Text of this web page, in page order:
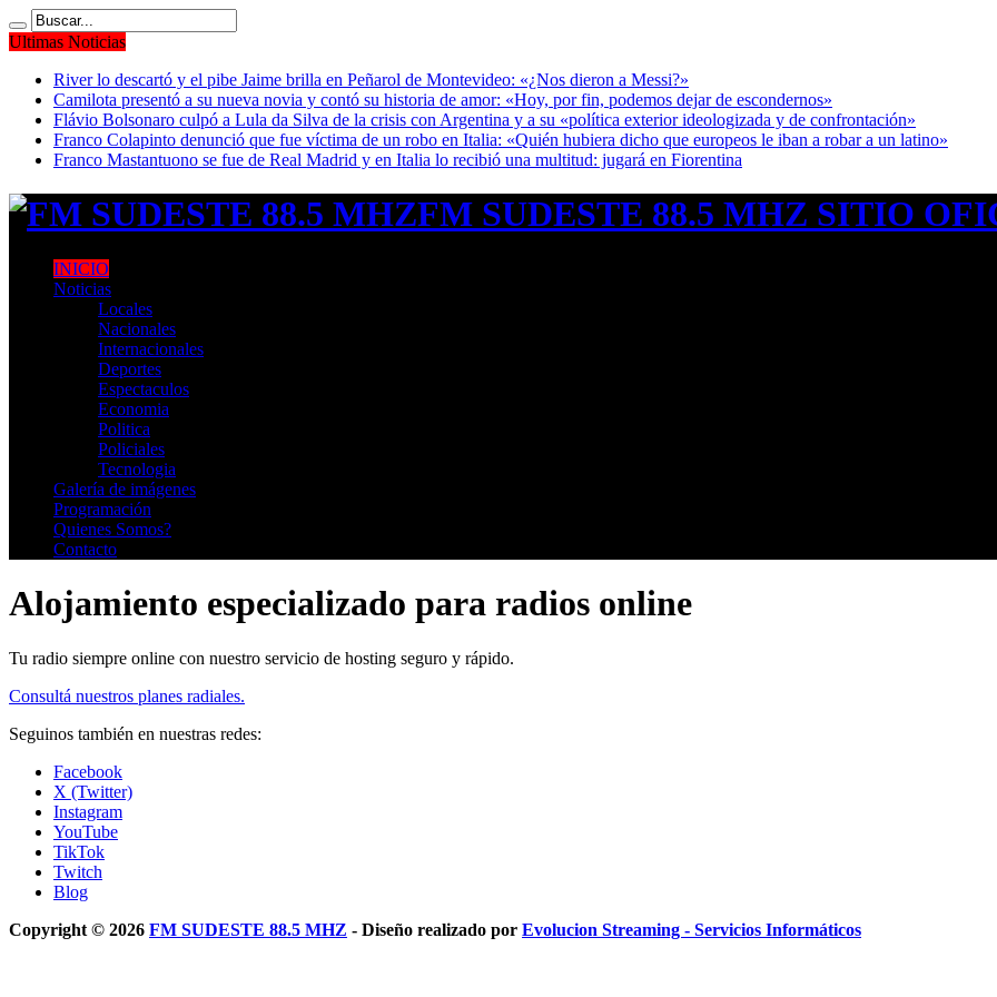
Ultimas Noticias
River lo descartó y el pibe Jaime brilla en Peñarol de Montevideo: «¿Nos dieron a Messi?»
Camilota presentó a su nueva novia y contó su historia de amor: «Hoy, por fin, podemos dejar de escondernos»
Flávio Bolsonaro culpó a Lula da Silva de la crisis con Argentina y a su «política exterior ideologizada y de confrontación»
Franco Colapinto denunció que fue víctima de un robo en Italia: «Quién hubiera dicho que europeos le iban a robar a un latino»
Franco Mastantuono se fue de Real Madrid y en Italia lo recibió una multitud: jugará en Fiorentina
FM SUDESTE 88.5 MHZ SITIO
INICIO
Noticias
Locales
Nacionales
Internacionales
Deportes
Espectaculos
Economia
Politica
Policiales
Tecnologia
Galería de imágenes
Programación
Quienes Somos?
Contacto
Alojamiento especializado para radios online
Tu radio siempre online con nuestro servicio de hosting seguro y rápido.
Consultá nuestros planes radiales.
Seguinos también en nuestras redes:
Facebook
X (Twitter)
Instagram
YouTube
TikTok
Twitch
Blog
Copyright © 2026 FM SUDESTE 88.5 MHZ - Diseño realizado por Evolucion Streaming - Servicios Informáticos